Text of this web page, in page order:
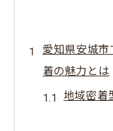
愛知県安城
着の魅力とは
地域密着
安城市